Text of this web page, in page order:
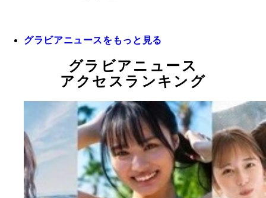
グラビアニュースをもっと見る
グラビアニュース
アクセスランキング